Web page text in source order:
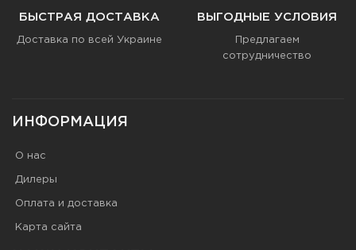
БЫСТРАЯ ДОСТАВКА
Доставка по всей Украине
ВЫГОДНЫЕ УСЛОВИЯ
Предлагаем
сотрудничество
ИНФОРМАЦИЯ
О нас
Дилеры
Оплата и доставка
Карта сайта